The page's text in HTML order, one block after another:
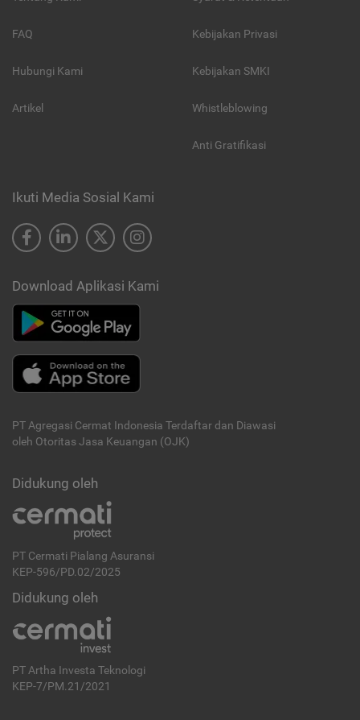
FAQ
Hubungi Kami
Artikel
Kebijakan Privasi
Kebijakan SMKI
Whistleblowing
Anti Gratifikasi
Ikuti Media Sosial Kami
Download Aplikasi Kami
PT Agregasi Cermat Indonesia Terdaftar dan Diawasi
oleh Otoritas Jasa Keuangan (OJK)
Didukung oleh
PT Cermati Pialang Asuransi
KEP-596/PD.02/2025
Didukung oleh
PT Artha Investa Teknologi
KEP-7/PM.21/2021